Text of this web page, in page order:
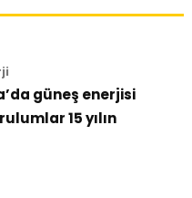
güneş enerjisi
15 yılın